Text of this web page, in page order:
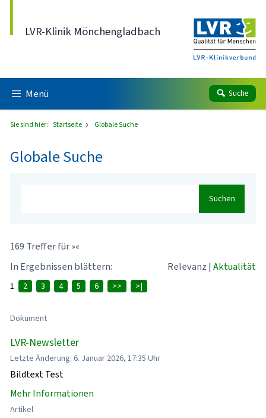
LVR-Klinik Mönchengladbach
Menü Suche
Sie sind hier: Startseite Globale Suche
Globale Suche
Suchen
169 Treffer für »«
In Ergebnissen blättern:
Relevanz | Aktualität
1 2 3 4 5 6 >> >|
Dokument
LVR-Newsletter
Letzte Änderung: 6. Januar 2026, 17:35 Uhr
Bildtext Test
Mehr Informationen
Artikel